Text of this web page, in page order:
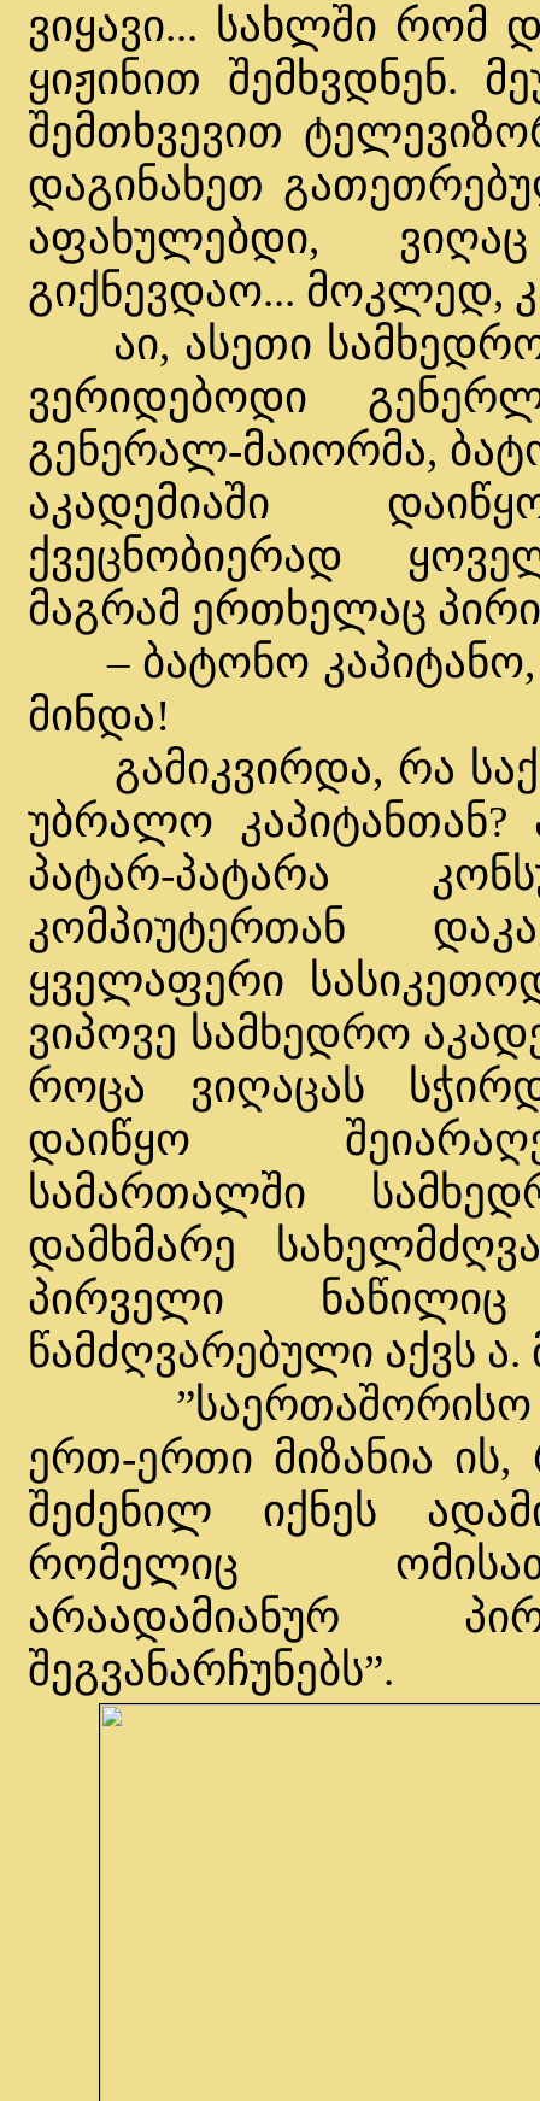
ვიყავი... სახლში რომ
ყიჟინით შემხვდნენ.
შემთხვევით
დაგინახეთ
აფახულებდი,
გიქნევდაო... მოკლედ,
აი, ასეთი სამხედრო
ვერიდებოდი
გენერალ-მაიორმა,
აკადემიაში
ქვეცნობიერად
მაგრამ ერთხელაც
– ბატონო კაპიტანო,
მინდა!
გამიკვირდა, რა
უბრალო
პატარ-პატარა
კომპიუტერთან
ყველაფერი
ვიპოვე სამხედრო
როცა ვიღაცას
დაიწყო
სამართალში
დამხმარე
პირველი
წამძღვარებული აქვს ა.
”საერთაშორისო
ერთ-ერთი მიზანია
შეძენილ იქნეს
რომელიც
არაადამიანურ
შეგვანარჩუნებს”.